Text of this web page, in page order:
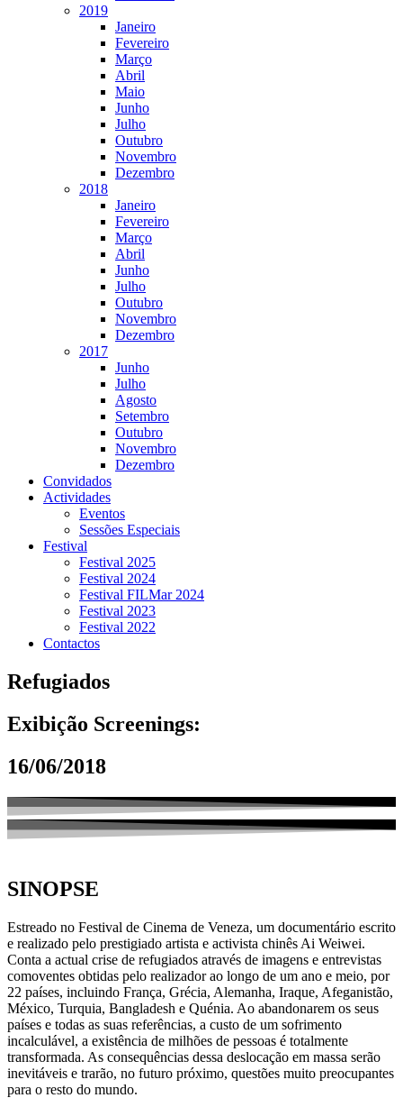
2019
Janeiro
Fevereiro
Março
Abril
Maio
Junho
Julho
Outubro
Novembro
Dezembro
2018
Janeiro
Fevereiro
Março
Abril
Junho
Julho
Outubro
Novembro
Dezembro
2017
Junho
Julho
Agosto
Setembro
Outubro
Novembro
Dezembro
Convidados
Actividades
Eventos
Sessões Especiais
Festival
Festival 2025
Festival 2024
Festival FILMar 2024
Festival 2023
Festival 2022
Contactos
Refugiados
Exibição Screenings:
16/06/2018
SINOPSE
Estreado no Festival de Cinema de Veneza, um documentário escrito
e realizado pelo prestigiado artista e activista chinês Ai Weiwei.
Conta a actual crise de refugiados através de imagens e entrevistas
comoventes obtidas pelo realizador ao longo de um ano e meio, por
22 países, incluindo França, Grécia, Alemanha, Iraque, Afeganistão,
México, Turquia, Bangladesh e Quénia. Ao abandonarem os seus
países e todas as suas referências, a custo de um sofrimento
incalculável, a existência de milhões de pessoas é totalmente
transformada. As consequências dessa deslocação em massa serão
inevitáveis e trarão, no futuro próximo, questões muito preocupantes
para o resto do mundo.